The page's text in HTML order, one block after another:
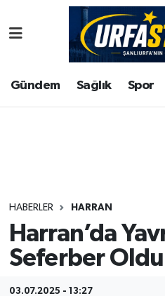
Gündem Sağlık Spor
HABERLER HARRAN
Harran’da
Seferber
03.07.2025 - 13:27
ASAYİS
ÇEVRE
Gündem
Kültür
Şanlıurfa Nöbetçi
Şanlıurfa Hava Durumu
Tüm Manşetler
Son Dakika Haberleri